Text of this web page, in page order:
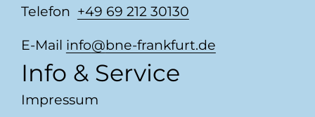
Telefon +49 69 212 30130
E-Mail info ​bne-frankfurt.de
Info & Service
Impressum